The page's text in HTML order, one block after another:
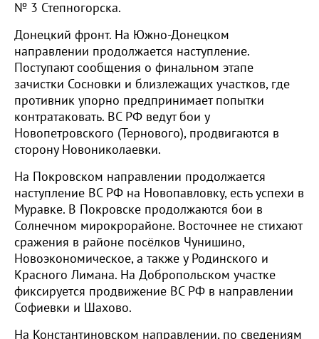
№ 3 Степногорска.
Донецкий фронт. На Южно-Донецком
направлении продолжается наступление.
Поступают сообщения о финальном этапе
зачистки Сосновки и близлежащих участков, где
противник упорно предпринимает попытки
контратаковать. ВС РФ ведут бои у
Новопетровского (Тернового), продвигаются в
сторону Новониколаевки.
На Покровском направлении продолжается
наступление ВС РФ на Новопавловку, есть успехи в
Муравке. В Покровске продолжаются бои в
Солнечном мирокрорайоне. Восточнее не стихают
сражения в районе посёлков Чунишино,
Новоэкономическое, а также у Родинского и
Красного Лимана. На Добропольском участке
фиксируется продвижение ВС РФ в направлении
Софиевки и Шахово.
На Константиновском направлении, по сведениям